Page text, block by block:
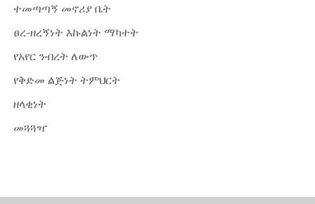
ተመጣጣኝ መኖሪያ ቤት
ፀረ-ዘረኝነት እኩልነት ማካተት
የአየር ንብረት ለውጥ
የቅድመ ልጅነት ትምህርት
ዘላቂነት
መጓጓዣ